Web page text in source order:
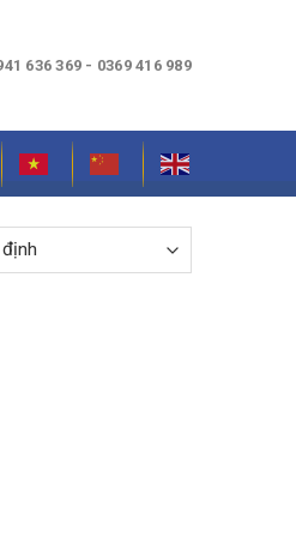
636 369 - 0369 416 989